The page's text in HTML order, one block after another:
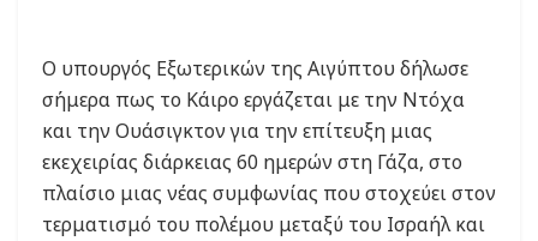
Ο υπουργός Εξωτερικών της Αιγύπτου δήλωσε
σήμερα πως το Κάιρο εργάζεται με την Ντόχα
και την Ουάσιγκτον για την επίτευξη μιας
εκεχειρίας διάρκειας 60 ημερών στη Γάζα, στο
πλαίσιο μιας νέας συμφωνίας που στοχεύει στον
τερματισμό του πολέμου μεταξύ του Ισραήλ και